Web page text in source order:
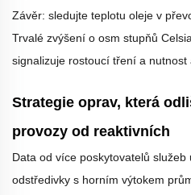
Závěr: sledujte teplotu oleje v
Trvalé zvýšení o osm stupňů
signalizuje rostoucí tření a nutnost
Strategie oprav, která
provozy od reaktivních
Data od více poskytovatelů
odstředivky s horním výtokem